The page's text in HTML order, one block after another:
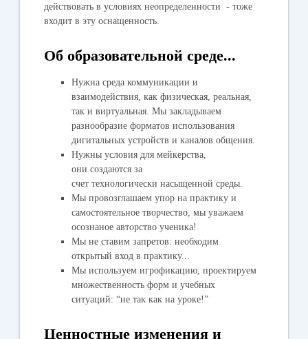
действовать в условиях неопределенности - тоже
входит в эту оснащенность.
Об образовательной среде...
Нужна среда коммуникации и
взаимодействия, как физическая, реальная,
так и виртуальная. Мы закладываем
разнообразие форматов использования
дигитальных устройств и каналов общения.
Нужны условия для мейкерства,
они создаются за
счет технологически насыщенной среды.
Мы провозглашаем упор на практику и
самостоятельное творчество, мы уважаем
осознаное авторство ученика!
Мы не ставим запретов: необходим
открытый вход в практику...
Мы используем игрофикацию, проектируем
множественность форм и учебных
ситуаций: “не так как на уроке!”
Ценностные изменения и